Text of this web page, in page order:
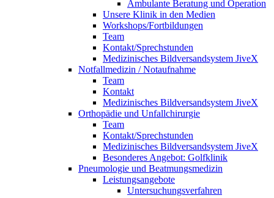
Ambulante Beratung und Operation
Unsere Klinik in den Medien
Workshops/Fortbildungen
Team
Kontakt/Sprechstunden
Medizinisches Bildversandsystem JiveX
Notfallmedizin / Notaufnahme
Team
Kontakt
Medizinisches Bildversandsystem JiveX
Orthopädie und Unfallchirurgie
Team
Kontakt/Sprechstunden
Medizinisches Bildversandsystem JiveX
Besonderes Angebot: Golfklinik
Pneumologie und Beatmungsmedizin
Leistungsangebote
Untersuchungsverfahren